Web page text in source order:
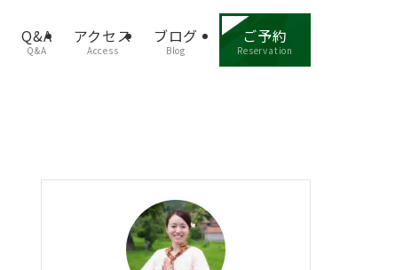
Q&A
Q&A
アクセス
Access
ブログ
Blog
ご予約
Reservation